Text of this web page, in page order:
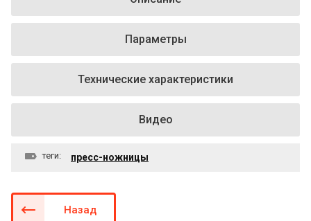
Параметры
Технические характеристики
Видео
теги: пресс-ножницы
Назад